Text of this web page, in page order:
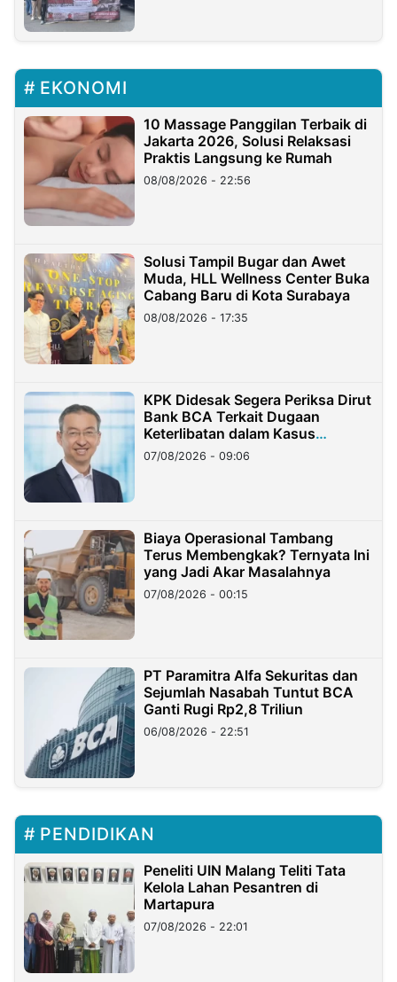
EKONOMI
10 Massage Panggilan Terbaik di
Jakarta 2026, Solusi Relaksasi
Praktis Langsung ke Rumah
08/08/2026 - 22:56
Solusi Tampil Bugar dan Awet
Muda, HLL Wellness Center Buka
Cabang Baru di Kota Surabaya
08/08/2026 - 17:35
KPK Didesak Segera Periksa Dirut
Bank BCA Terkait Dugaan
Keterlibatan dalam Kasus
Hilangnya Dana Nasabah Rp2,58
Miliar
07/08/2026 - 09:06
Biaya Operasional Tambang
Terus Membengkak? Ternyata Ini
yang Jadi Akar Masalahnya
07/08/2026 - 00:15
PT Paramitra Alfa Sekuritas dan
Sejumlah Nasabah Tuntut BCA
Ganti Rugi Rp2,8 Triliun
06/08/2026 - 22:51
PENDIDIKAN
Peneliti UIN Malang Teliti Tata
Kelola Lahan Pesantren di
Martapura
07/08/2026 - 22:01